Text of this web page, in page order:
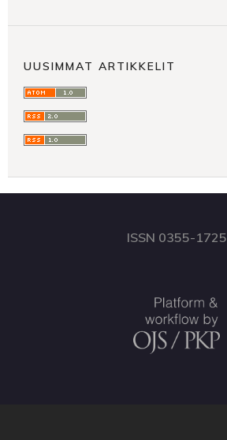
UUSIMMAT ARTIKKELIT
ISSN 0355-1725